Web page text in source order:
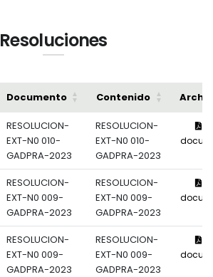
Resoluciones
Documento Contenido
RESOLUCION-
EXT-N0 010-
GADPRA-2023
RESOLUCION-
EXT-N0 010-
GADPRA-2023
RESOLUCION-
EXT-N0 009-
GADPRA-2023
RESOLUCION-
EXT-N0 009-
GADPRA-2023
RESOLUCION-
EXT-N0 009-
GADPRA-2023
RESOLUCION-
EXT-N0 009-
GADPRA-2023